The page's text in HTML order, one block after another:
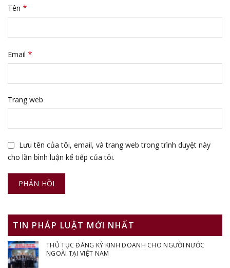
Tên *
Email *
Trang web
Lưu tên của tôi, email, và trang web trong trình duyệt này
cho lần bình luận kế tiếp của tôi.
TIN PHÁP LUẬT MỚI NHẤT
THỦ TỤC ĐĂNG KÝ KINH DOANH CHO NGƯỜI NƯỚC
NGOÀI TẠI VIỆT NAM